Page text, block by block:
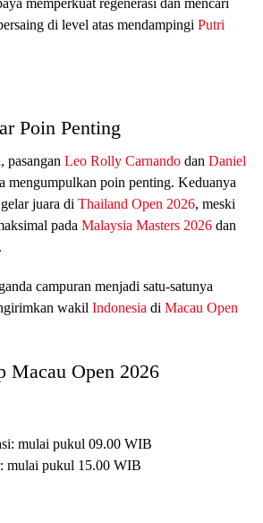
memperkuat regenerasi dan mencari
di level atas mendampingi Putri
Poin Penting
pasangan Leo Rolly Carnando dan Daniel
mengumpulkan poin penting. Keduanya
juara di Thailand Open 2026, meski
pada Malaysia Masters 2026 dan
.
campuran menjadi satu-satunya
wakil Indonesia di Macau Open
Macau Open 2026
mulai pukul 09.00 WIB
mulai pukul 15.00 WIB